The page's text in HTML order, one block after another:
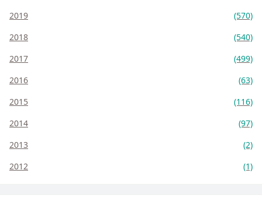
2019
(570)
2018
(540)
2017
(499)
2016
(63)
2015
(116)
2014
(97)
2013
(2)
2012
(1)